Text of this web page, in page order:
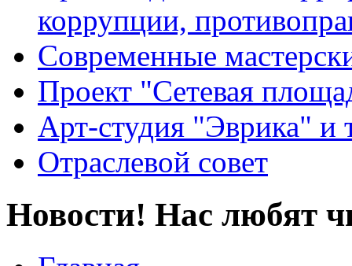
коррупции,
Современные
Проект "Сетевая
Арт-студия "Эврика" и
Отраслевой совет
Новости! Нас любят